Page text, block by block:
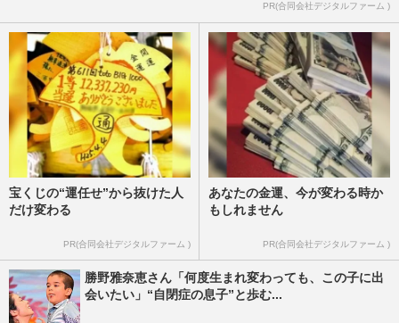
PR(合同会社デジタルファーム )
宝くじの“運任せ”から抜けた人
だけ変わる
PR(合同会社デジタルファーム )
あなたの金運、今が変わる時か
もしれません
PR(合同会社デジタルファーム )
勝野雅奈恵さん「何度生まれ変わっても、この子に出
会いたい」“自閉症の息子”と歩む...